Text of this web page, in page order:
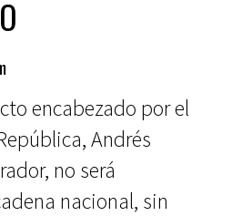
encabezado por el
Andrés
no será
nacional, sin